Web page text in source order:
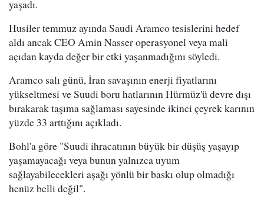
yaşadı.
Husiler temmuz ayında Saudi Aramco tesislerini hedef
aldı ancak CEO Amin Nasser operasyonel veya mali
açıdan kayda değer bir etki yaşanmadığını söyledi.
Aramco salı günü, İran savaşının enerji fiyatlarını
yükseltmesi ve Suudi boru hatlarının Hürmüz'ü devre dışı
bırakarak taşıma sağlaması sayesinde ikinci çeyrek karının
yüzde 33 arttığını açıkladı.
Bohl'a göre "Suudi ihracatının büyük bir düşüş yaşayıp
yaşamayacağı veya bunun yalnızca uyum
sağlayabilecekleri aşağı yönlü bir baskı olup olmadığı
henüz belli değil".